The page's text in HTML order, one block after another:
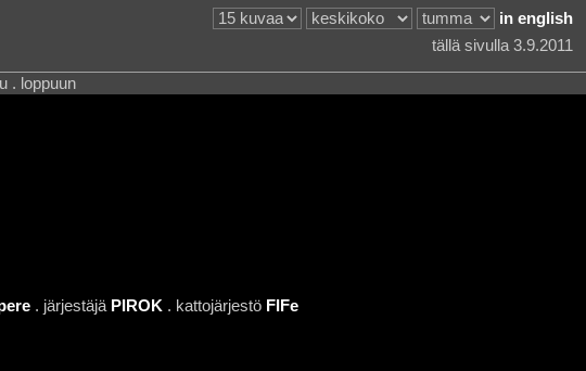
in english
tällä sivulla 3.9.2011
. loppuun
. järjestäjä PIROK . kattojärjestö FIFe